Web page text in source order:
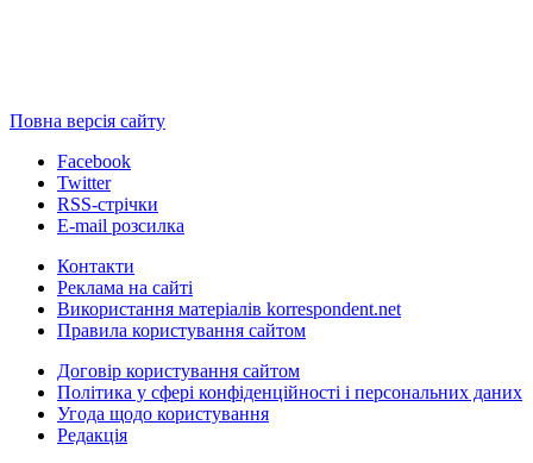
Повна версія сайту
Facebook
Twitter
RSS-стрічки
E-mail розсилка
Контакти
Реклама на сайті
Використання матеріалів korrespondent.net
Правила користування сайтом
Договір користування сайтом
Політика у сфері конфіденційності і персональних даних
Угода щодо користування
Редакція